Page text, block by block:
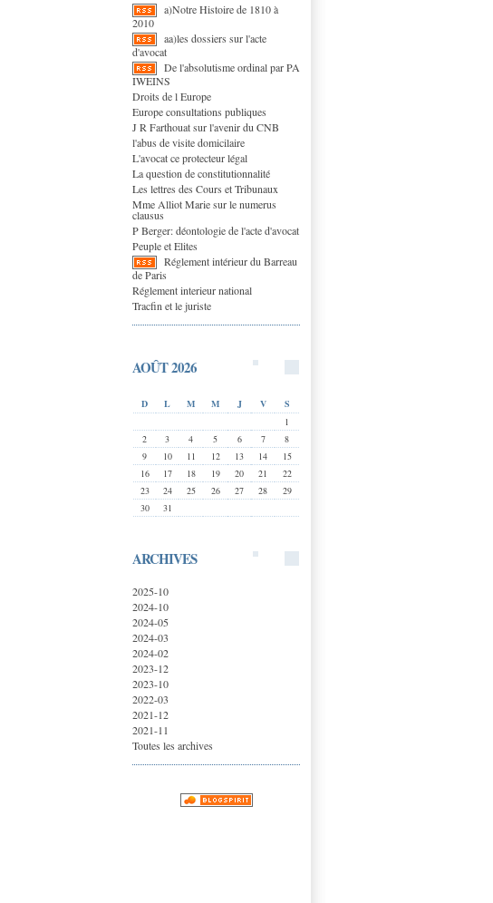
a)Notre Histoire de 1810 à
2010
aa)les dossiers sur l'acte
d'avocat
De l'absolutisme ordinal par PA
IWEINS
Droits de l Europe
Europe consultations publiques
J R Farthouat sur l'avenir du CNB
l'abus de visite domicilaire
L'avocat ce protecteur légal
La question de constitutionnalité
Les lettres des Cours et Tribunaux
Mme Alliot Marie sur le numerus
clausus
P Berger: déontologie de l'acte d'avocat
Peuple et Elites
Réglement intérieur du Barreau
de Paris
Réglement interieur national
Tracfin et le juriste
AOÛT 2026
D L M M J V
S
1
2
3 4 5 6 7
8
9
10 11 12 13 14
15
16
17 18 19 20 21
22
23
24 25 26 27 28
29
30
31
ARCHIVES
2025-10
2024-10
2024-05
2024-03
2024-02
2023-12
2023-10
2022-03
2021-12
2021-11
Toutes les archives